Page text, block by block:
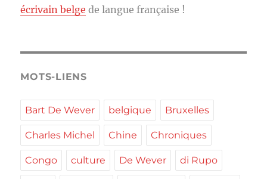
écrivain belge de langue française !
MOTS-LIENS
Bart De Wever belgique Bruxelles
Charles Michel Chine Chroniques
Congo culture De Wever di Rupo